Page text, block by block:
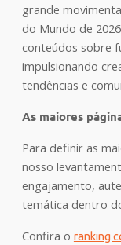
grande
do Mundo de
conteúdos sobre
impulsionando
tendências e
As maiores
Para definir as
nosso
engajamento,
temática dentro
Confira o ranking